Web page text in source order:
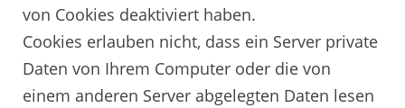
von Cookies deaktiviert haben.
Cookies erlauben nicht, dass ein Server private
Daten von Ihrem Computer oder die von
einem anderen Server abgelegten Daten lesen